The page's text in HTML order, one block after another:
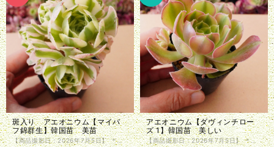
斑入り アエオニウム【マイバ
フ錦群生】韓国苗 美苗
【商品撮影日：2026年7月5日】 ＊韓国仕入れ ＊植物サイズは写真をご参照くださいませ。 ＊商品は抜き苗で植物のみお届け致します。入荷時に根の処理を行っているため、発根前のものや微根のものがございます。カット苗とお考え下さい。 ＊単頭ではない個体につきましては分離してしまう事もございます。植物はお届けまでの間に多少の色の変化・形状の変化がある場合がございます。写真撮影をした植物の現物販売となります。
アエオニウム【ダヴィンチロー
ズ 1】韓国苗 美しい
【商品撮影日：2026年7月5日】 ＊韓国仕入れ ＊植物サイズは写真をご参照くださいませ。 ＊商品は抜き苗で植物のみお届け致します。入荷時に根の処理を行っているため、発根前のものや微根のものがございます。カット苗とお考え下さい。 ＊単頭ではない個体につきましては分離してしまう事もございます。植物はお届けまでの間に多少の色の変化・形状の変化がある場合がございます。写真撮影をした植物の現物販売となります。